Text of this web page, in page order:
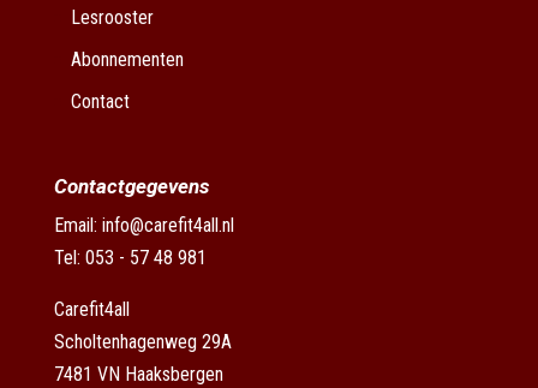
Lesrooster
Abonnementen
Contact
Contactgegevens
Email: info@carefit4all.nl
Tel: 053 - 57 48 981
Carefit4all
Scholtenhagenweg 29A
7481 VN Haaksbergen